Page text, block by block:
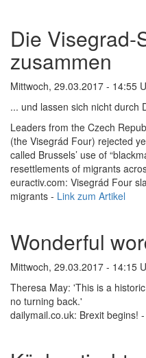
Die Visegrad-
zusammen
Mittwoch, 29.03.2017 - 14:55
... und lassen sich nicht durch
Leaders from the Czech
(the Visegrád Four) rejected
called Brussels’ use of
resettlements of migrants
euractiv.com: Visegrád Four
migrants - Link zum Artikel
Wonderful
Mittwoch, 29.03.2017 - 14:15
Theresa May: 'This is a
no turning back.'
dailymail.co.uk: Brexit begins! -